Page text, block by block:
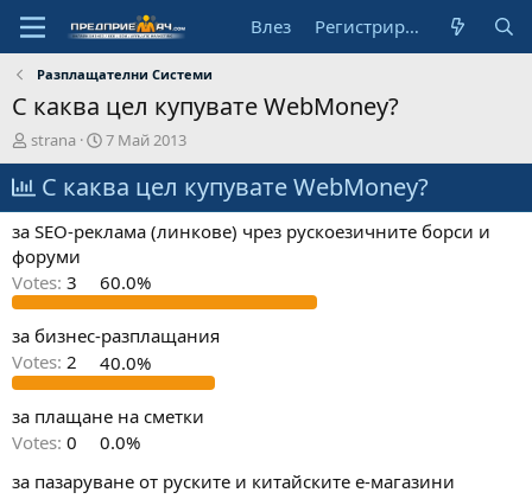
Влез Регистрирай се
Разплащателни Системи
С каква цел купувате WebMoney?
А
в
т
о
р
strana
Н
а
ч
а
л
н
д
а
т
7 Май 2013
С каква цел купувате WebMoney?
за SEO-реклама (линкове) чрез рускоезичните борси и
форуми
Votes: 3 60.0%
за бизнес-разплащания
Votes: 2 40.0%
за плащане на сметки
Votes: 0
0.0%
за пазаруване от руските и китайските е-магазини